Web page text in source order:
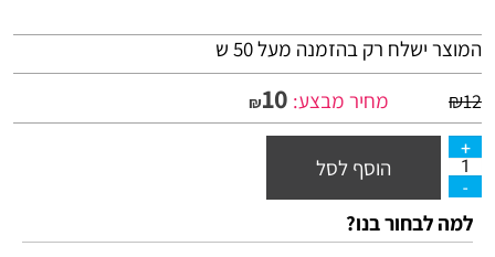
המוצר ישלח רק בהזמנה מעל 50 ש
₪12 מחיר מבצע: ₪10
הוסף לסל
למה לבחור בנו?